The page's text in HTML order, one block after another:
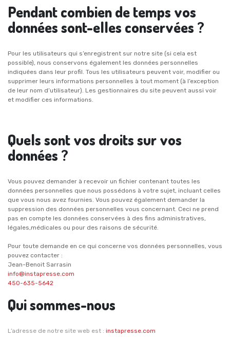
Pendant combien de temps vos
données sont-elles conservées ?
Pour les utilisateurs qui s’enregistrent sur notre site (si cela est
possible), nous conservons également les données personnelles
indiquées dans leur profil. Tous les utilisateurs peuvent voir, modifier ou
supprimer leurs informations personnelles à tout moment (à l’exception
de leur nom d’utilisateur). Les gestionnaires du site peuvent aussi voir
et modifier ces informations.
Quels sont vos droits sur vos
données ?
Vous pouvez demander à recevoir un fichier contenant toutes les
données personnelles que nous possédons à votre sujet, incluant celles
que vous nous avez fournies. Vous pouvez également demander la
suppression des données personnelles vous concernant. Ceci ne prend
pas en compte les données conservées à des fins administratives,
légales,médicales ou pour des raisons de sécurité.
Pour toute demande en ce qui concerne vos données personnelles, vous
pouvez contacter :
Jean-Benoit Sarrasin
info@instapresse.com
450-635-5642
Qui sommes-nous
L’adresse de notre site web est : instapresse.com